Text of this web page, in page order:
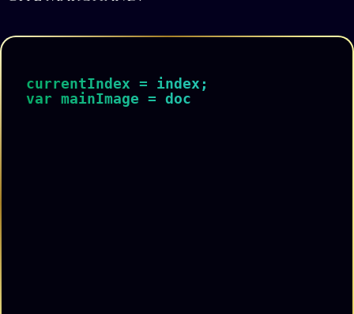
currentIndex = index;
var mainImage = document.querySel